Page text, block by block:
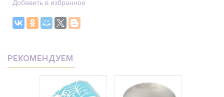
Добавить в избранное
РЕКОМЕНДУЕМ